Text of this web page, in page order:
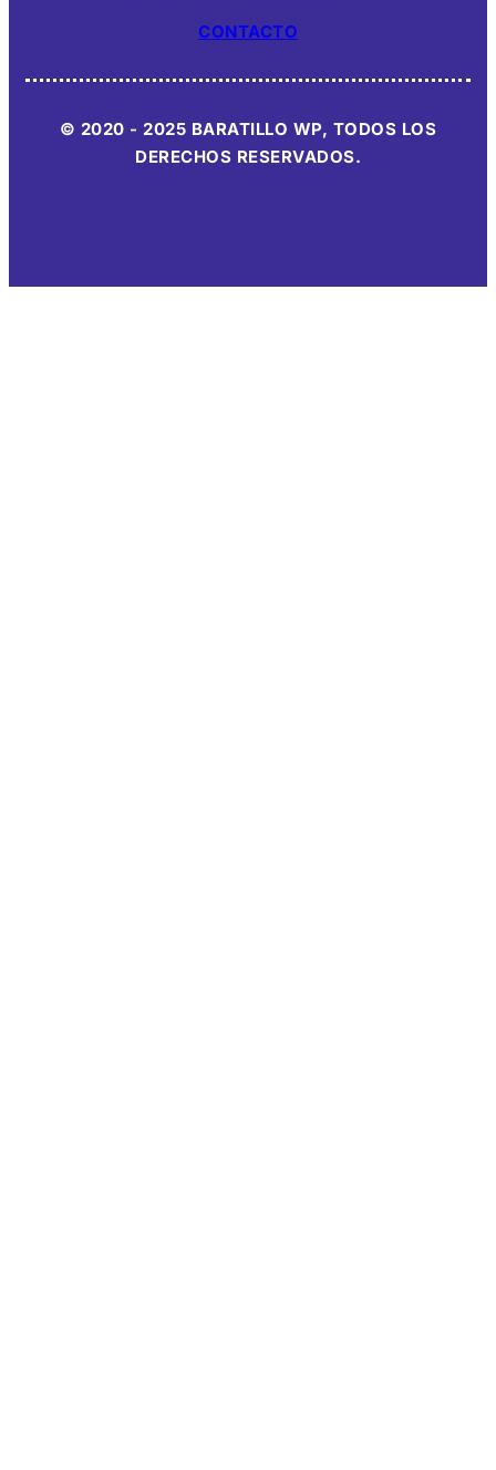
CONTACTO
© 2020 - 2025 BARATILLO WP, TODOS LOS
DERECHOS RESERVADOS.